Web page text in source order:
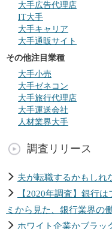
大手広告代理店
IT大手
大手キャリア
大手通販サイト
その他注目業種
大手小売
大手ゼネコン
大手旅行代理店
大手運送会社
人材業界大手
調査リリース
夫が転職するかもしれ
【2020年調査】銀行
ミから見た、銀行業界の
ホワイト企業かブラッ